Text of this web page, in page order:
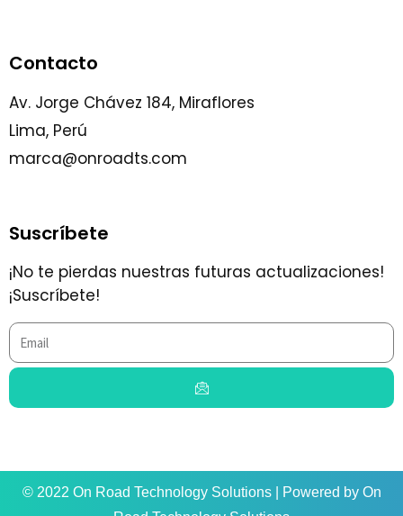
Contacto
Av. Jorge Chávez 184, Miraflores
Lima, Perú
marca@onroadts.com
Suscríbete
¡No te pierdas nuestras futuras actualizaciones!
¡Suscríbete!
Email
Submit
© 2022 On Road Technology Solutions | Powered by On